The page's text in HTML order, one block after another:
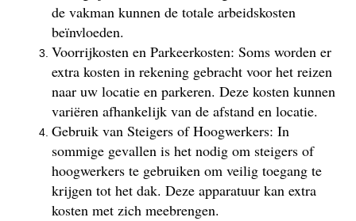
de vakman kunnen de totale arbeidskosten
beïnvloeden.
Voorrijkosten en Parkeerkosten: Soms worden er
extra kosten in rekening gebracht voor het reizen
naar uw locatie en parkeren. Deze kosten kunnen
variëren afhankelijk van de afstand en locatie.
Gebruik van Steigers of Hoogwerkers: In
sommige gevallen is het nodig om steigers of
hoogwerkers te gebruiken om veilig toegang te
krijgen tot het dak. Deze apparatuur kan extra
kosten met zich meebrengen.